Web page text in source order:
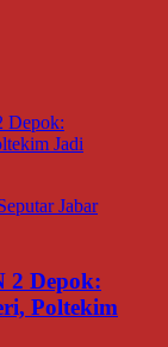
Jabar
2 Depok:
Poltekim